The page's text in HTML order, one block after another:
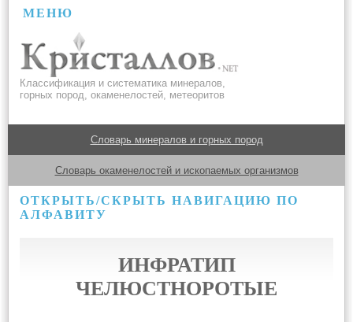
МЕНЮ
Классификация и систематика минералов,
горных пород, окаменелостей, метеоритов
Словарь минералов и горных пород
Словарь окаменелостей и ископаемых организмов
ОТКРЫТЬ/СКРЫТЬ НАВИГАЦИЮ ПО
АЛФАВИТУ
ИНФРАТИП
ЧЕЛЮСТНОРОТЫЕ